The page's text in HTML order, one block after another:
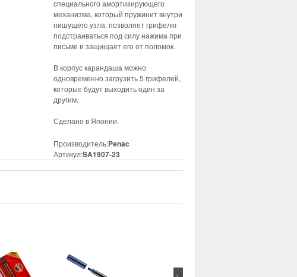
специального амортизирующего
механизма, который пружинит внутри
пишущего узла, позволяет грифелю
подстраиваться под силу нажима при
письме и защищает его от поломок.
В корпус карандаша можно
одновременно загрузить 5 грифелей,
которые будут выходить один за
другим.
Сделано в Японии.
Производитель:Penac
Артикул:SA1907-23